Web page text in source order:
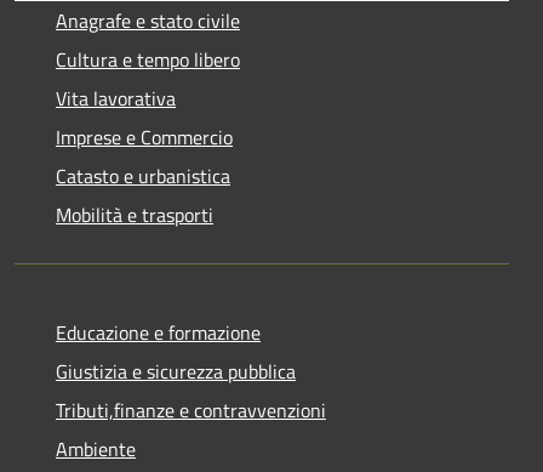
Anagrafe e stato civile
Cultura e tempo libero
Vita lavorativa
Imprese e Commercio
Catasto e urbanistica
Mobilità e trasporti
Educazione e formazione
Giustizia e sicurezza pubblica
Tributi,finanze e contravvenzioni
Ambiente